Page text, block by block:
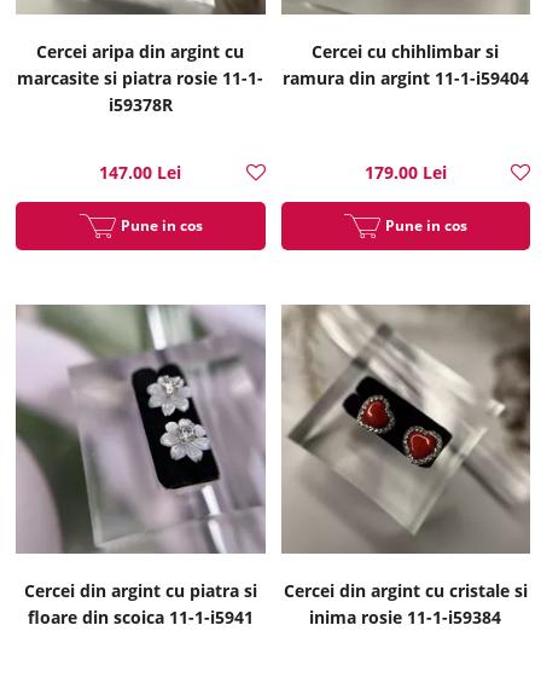
Cercei aripa din argint cu
marcasite si piatra rosie 11-1-
i59378R
147.00 Lei
Pune in cos
Cercei cu chihlimbar si
ramura din argint 11-1-i59404
179.00 Lei
Pune in cos
Cercei din argint cu piatra si
floare din scoica 11-1-i5941
Cercei din argint cu cristale si
inima rosie 11-1-i59384